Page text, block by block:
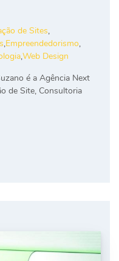
de Sites,
,Empreendedorismo,
,Web Design
é a Agência Next
de Site, Consultoria